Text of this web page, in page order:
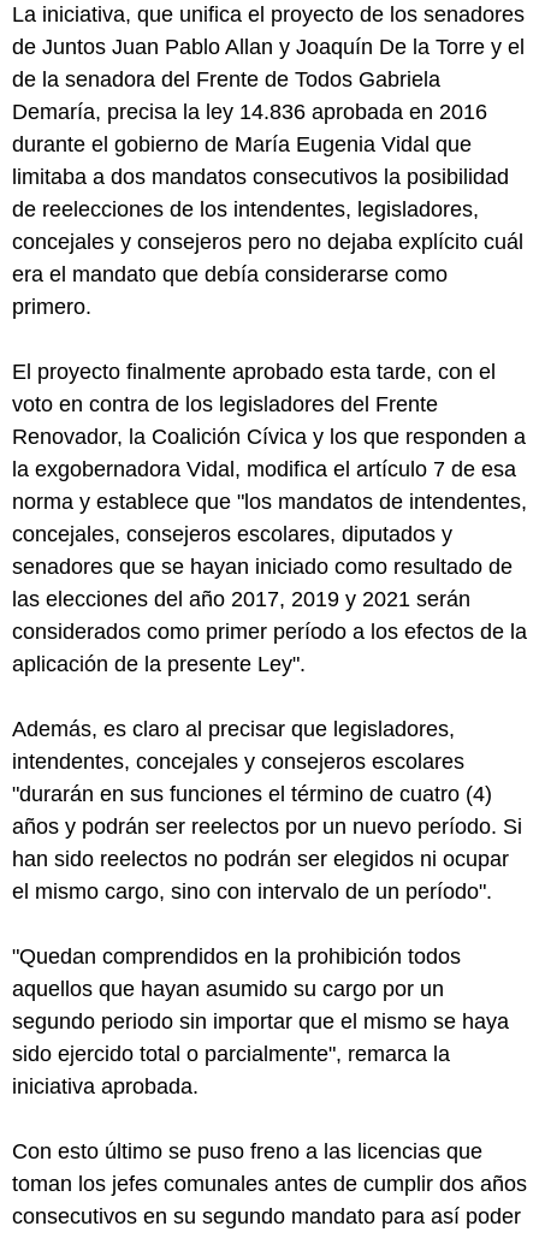
La iniciativa, que unifica el proyecto de los senadores
de Juntos Juan Pablo Allan y Joaquín De la Torre y el
de la senadora del Frente de Todos Gabriela
Demaría, precisa la ley 14.836 aprobada en 2016
durante el gobierno de María Eugenia Vidal que
limitaba a dos mandatos consecutivos la posibilidad
de reelecciones de los intendentes, legisladores,
concejales y consejeros pero no dejaba explícito cuál
era el mandato que debía considerarse como
primero.
El proyecto finalmente aprobado esta tarde, con el
voto en contra de los legisladores del Frente
Renovador, la Coalición Cívica y los que responden a
la exgobernadora Vidal, modifica el artículo 7 de esa
norma y establece que "los mandatos de intendentes,
concejales, consejeros escolares, diputados y
senadores que se hayan iniciado como resultado de
las elecciones del año 2017, 2019 y 2021 serán
considerados como primer período a los efectos de la
aplicación de la presente Ley".
Además, es claro al precisar que legisladores,
intendentes, concejales y consejeros escolares
"durarán en sus funciones el término de cuatro (4)
años y podrán ser reelectos por un nuevo período. Si
han sido reelectos no podrán ser elegidos ni ocupar
el mismo cargo, sino con intervalo de un período".
"Quedan comprendidos en la prohibición todos
aquellos que hayan asumido su cargo por un
segundo periodo sin importar que el mismo se haya
sido ejercido total o parcialmente", remarca la
iniciativa aprobada.
Con esto último se puso freno a las licencias que
toman los jefes comunales antes de cumplir dos años
consecutivos en su segundo mandato para así poder